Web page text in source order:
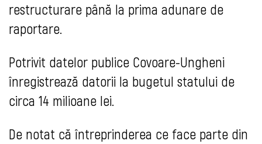
restructurare până la prima adunare de
raportare.
Potrivit datelor publice Covoare-Ungheni
înregistrează datorii la bugetul statului de
circa 14 milioane lei.
De notat că întreprinderea ce face parte din